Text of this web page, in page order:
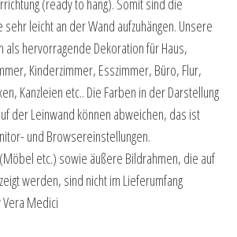
leicht an der Wand aufzuhängen. Unsere
als hervorragende Dekoration für Haus,
Kinderzimmer, Esszimmer, Büro, Flur,
Kanzleien etc.. Die Farben in der Darstellung
der Leinwand können abweichen, das ist
und Browsereinstellungen.
etc.) sowie äußere Bildrahmen, die auf
werden, sind nicht im Lieferumfang
Medici